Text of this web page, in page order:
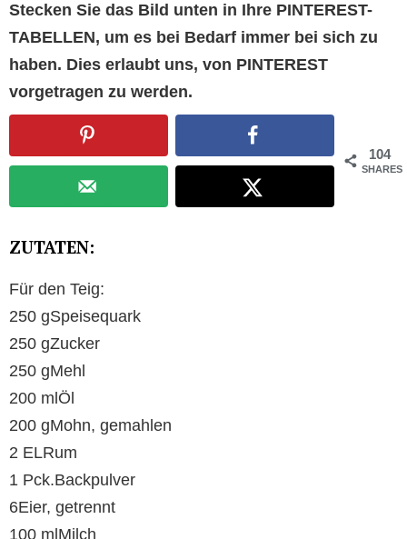
Stecken Sie das Bild unten in Ihre PINTEREST-
TABELLEN, um es bei Bedarf immer bei sich zu
haben. Dies erlaubt uns, von PINTEREST
vorgetragen zu werden.
104
SHARES
ZUTATEN:
Für den Teig:
250 gSpeisequark
250 gZucker
250 gMehl
200 mlÖl
200 gMohn, gemahlen
2 ELRum
1 Pck.Backpulver
6Eier, getrennt
100 mlMilch